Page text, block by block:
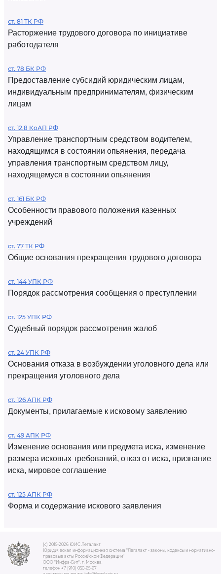
ст. 81 ТК РФ
Расторжение трудового договора по инициативе
работодателя
ст. 78 БК РФ
Предоставление субсидий юридическим лицам,
индивидуальным предпринимателям, физическим
лицам
ст. 12.8 КоАП РФ
Управление транспортным средством водителем,
находящимся в состоянии опьянения, передача
управления транспортным средством лицу,
находящемуся в состоянии опьянения
ст. 161 БК РФ
Особенности правового положения казенных
учреждений
ст. 77 ТК РФ
Общие основания прекращения трудового договора
ст. 144 УПК РФ
Порядок рассмотрения сообщения о преступлении
ст. 125 УПК РФ
Судебный порядок рассмотрения жалоб
ст. 24 УПК РФ
Основания отказа в возбуждении уголовного дела или
прекращения уголовного дела
ст. 126 АПК РФ
Документы, прилагаемые к исковому заявлению
ст. 49 АПК РФ
Изменение основания или предмета иска, изменение
размера исковых требований, отказ от иска, признание
иска, мировое соглашение
ст. 125 АПК РФ
Форма и содержание искового заявления
(c) 2015-2026 ЮИС Легалакт
Юридическая информационная система "Легалакт - законы, кодексы и нормативно-
правовые акты Российской Федерации"
ООО "Инфра-Бит", г. Москва.
телефон +7 (910) 050-65-67